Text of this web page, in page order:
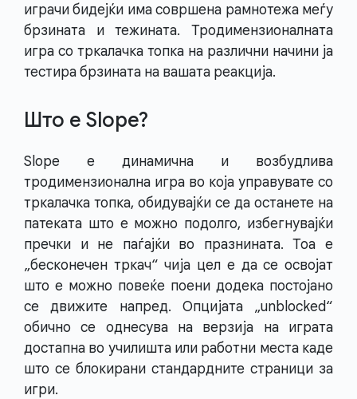
играчи бидејќи има совршена рамнотежа меѓу
брзината и тежината. Тродимензионалната
игра со тркалачка топка на различни начини ја
тестира брзината на вашата реакција.
Што е Slope?
Slope е динамична и возбудлива
тродимензионална игра во која управувате со
тркалачка топка, обидувајќи се да останете на
патеката што е можно подолго, избегнувајќи
пречки и не паѓајќи во празнината. Тоа е
„бесконечен тркач“ чија цел е да се освојат
што е можно повеќе поени додека постојано
се движите напред. Опцијата „unblocked“
обично се однесува на верзија на играта
достапна во училишта или работни места каде
што се блокирани стандардните страници за
игри.